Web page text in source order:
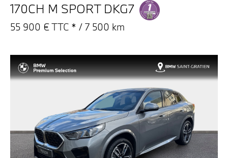
170CH M SPORT DKG7
55 900 € TTC * / 7 500 km